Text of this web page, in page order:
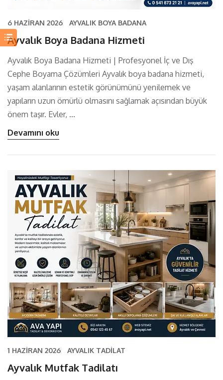
6 HAZIRAN 2026 AYVALIK BOYA BADANA
Ayvalık Boya Badana Hizmeti
Ayvalık Boya Badana Hizmeti | Profesyonel İç ve Dış
Cephe Boyama Çözümleri Ayvalık boya badana hizmeti,
yaşam alanlarının estetik görünümünü yenilemek ve
yapıların uzun ömürlü olmasını sağlamak açısından büyük
önem taşır. Evler, ...
Devamını oku
1 HAZIRAN 2026 AYVALIK TADILAT
Ayvalık Mutfak Tadilatı